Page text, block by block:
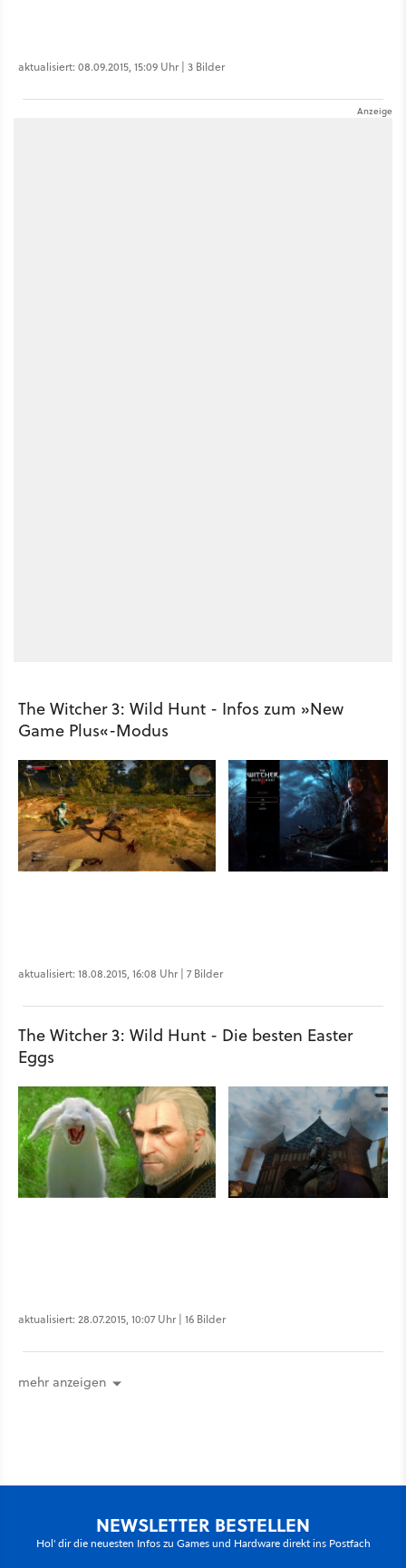
aktualisiert: 08.09.2015, 15:09 Uhr | 3 Bilder
The Witcher 3: Wild Hunt - Infos zum »New
Game Plus«-Modus
aktualisiert: 18.08.2015, 16:08 Uhr | 7 Bilder
The Witcher 3: Wild Hunt - Die besten Easter
Eggs
aktualisiert: 28.07.2015, 10:07 Uhr | 16 Bilder
mehr anzeigen
NEWSLETTER BESTELLEN
Hol' dir die neuesten Infos zu Games und Hardware direkt ins Postfach